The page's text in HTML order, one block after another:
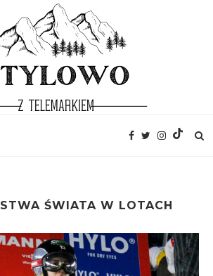
ŚWIATA W LOTACH